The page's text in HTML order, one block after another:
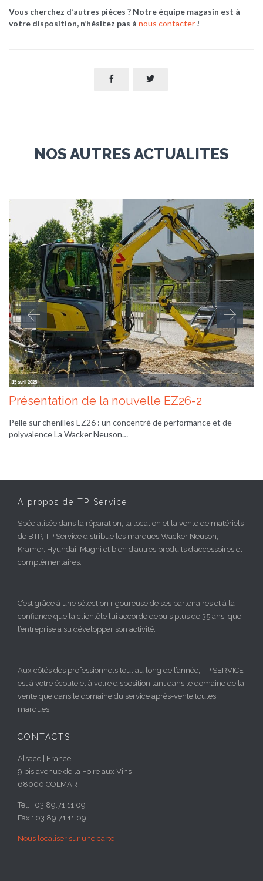
Vous cherchez d’autres pièces ? Notre équipe magasin est à
votre disposition, n’hésitez pas à nous contacter !
 
NOS AUTRES ACTUALITES
15 avril 2025
Présentation de la nouvelle EZ26-2
Pelle sur chenilles EZ26 : un concentré de performance et de
polyvalence La Wacker Neuson…
A propos de TP Service
Spécialisée dans la réparation, la location et la vente de matériels
de BTP, TP Service distribue les marques Wacker Neuson,
Kramer, Hyundai, Magni et bien d’autres produits d’accessoires et
complémentaires.
C’est grâce à une sélection rigoureuse de ses partenaires et à la
confiance que la clientèle lui accorde depuis plus de 35 ans, que
l’entreprise a su développer son activité.
Aux côtés des professionnels tout au long de l’année, TP SERVICE
est à votre écoute et à votre disposition tant dans le domaine de la
vente que dans le domaine du service après-vente toutes
marques.
CONTACTS
Alsace | France
9 bis avenue de la Foire aux Vins
68000 COLMAR
Tél. : 03.89.71.11.09
Fax : 03.89.71.11.09
Nous localiser sur une carte